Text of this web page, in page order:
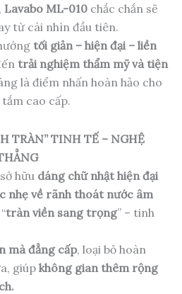
Lavabo ML-010 chắc chắn sẽ
từ cái nhìn đầu tiên.
tối giản – hiện đại – liền
trải nghiệm thẩm mỹ và tiện
là điểm nhấn hoàn hảo cho
cao cấp.
TRÀN” TINH TẾ – NGHỆ
hữu dáng chữ nhật hiện đại
nhẹ về rãnh thoát nước âm
tràn viền sang trọng” – tinh
mà đẳng cấp, loại bỏ hoàn
giúp không gian thêm rộng